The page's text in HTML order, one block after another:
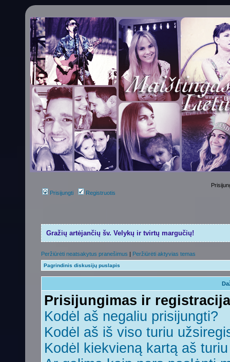
Prisijungti Registruotis
Gražių artėjančių šv. Velykų ir tvirtų margučių!
Peržiūrėti neatsakytus pranešimus | Peržiūrėti aktyvias temas
Pagrindinis diskusijų puslapis
Prisijungimas ir registracija
Kodėl aš negaliu prisijungti?
Kodėl aš iš viso turiu
Kodėl kiekvieną kartą aš